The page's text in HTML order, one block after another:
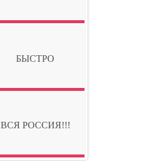
БЫСТРО
ВСЯ РОССИЯ!!!